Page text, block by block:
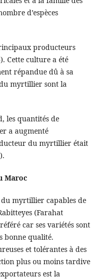
d’espèces
producteurs
Cette culture a été
répandue dû à sa
myrtillier sont la
les quantités de
a augmenté
du myrtillier était
Maroc
myrtillier capables de
(Farahat
car ses variétés sont
bonne qualité.
et tolérantes à des
plus ou moins tardive
est la